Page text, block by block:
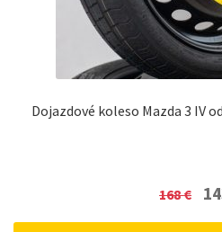
Dojazdové koleso Mazda 3 IV
168€